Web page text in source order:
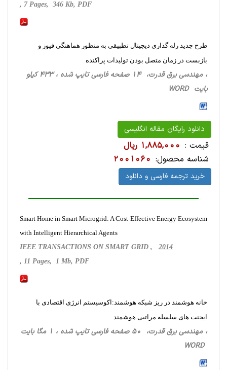
, 7 Pages, 346 Kb, PDF
طرح جدید رله گذاری دیجیتال تطبیقی به منظور هماهنگی فیوز و
بازبست در زمان متصل بودن تولیدات پراکنده
، مهندسی برق قدرت، 14 صفحه فارسی تایپ شده ، 433 کیلو
بایت WORD
دانلود رایگان مقاله انگلیسی
قیمت : 1,885,000 ریال
شناسه محصول: 2001060
خرید ترجمه فارسی و دانلود
Smart Home in Smart Microgrid: A Cost-Effective Energy Ecosystem
with Intelligent Hierarchical Agents
IEEE TRANSACTIONS ON SMART GRID , 2014
, 11 Pages, 1 Mb, PDF
خانه هوشمند در ریز شبکه هوشمند:اکوسیستم انرژی اقتصادی با
ایجنت های سلسله مراتبی هوشمند
، مهندسی برق قدرت، 50 صفحه فارسی تایپ شده ، 1 مگا بایت
WORD